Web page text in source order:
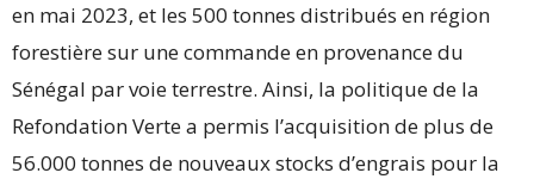
en mai 2023, et les 500 tonnes distribués en région
forestière sur une commande en provenance du
Sénégal par voie terrestre. Ainsi, la politique de la
Refondation Verte a permis l’acquisition de plus de
56.000 tonnes de nouveaux stocks d’engrais pour la